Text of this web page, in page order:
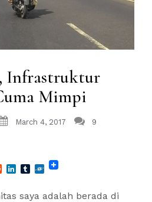
Infrastruktur
Mimpi
March 4, 2017
9
RedditLinkedIn
Tumblr
Folkd
saya adalah berada di